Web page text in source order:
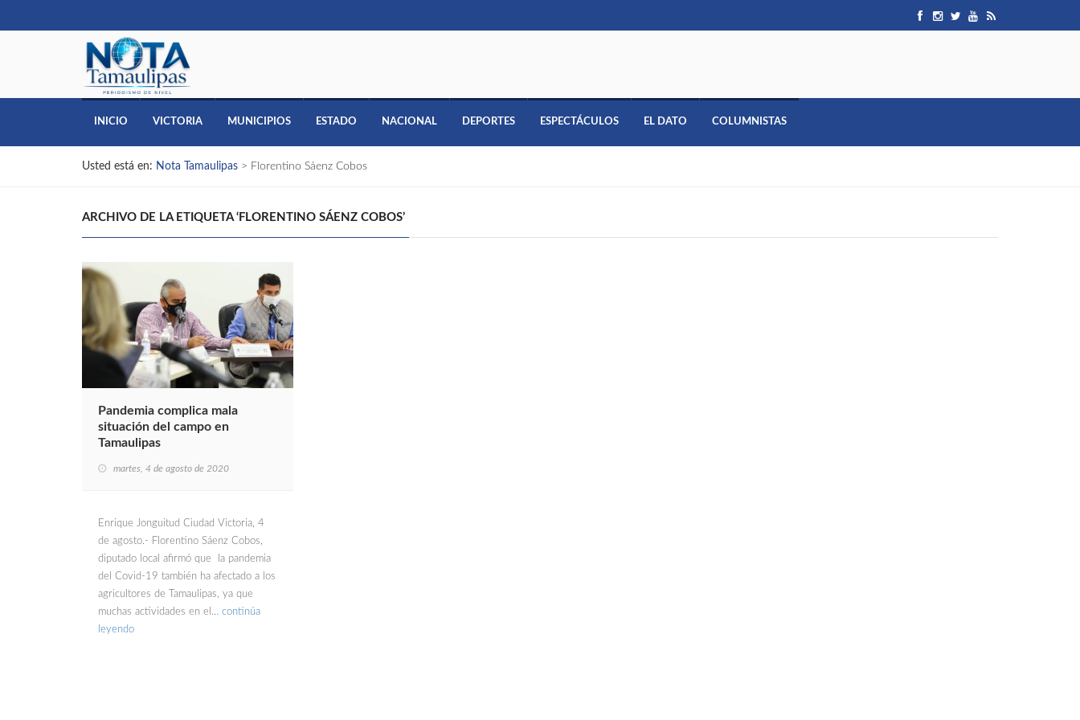
INICIO VICTORIA MUNICIPIOS ESTADO NACIONAL DEPORTES ESPECTÁCULOS EL DATO COLUMNISTAS
Usted está en: Nota Tamaulipas > Florentino Sáenz Cobos
ARCHIVO DE LA ETIQUETA ‘FLORENTINO SÁENZ COBOS’
Pandemia complica mala
situación del campo en
Tamaulipas
martes, 4 de agosto de 2020
Enrique Jonguitud Ciudad Victoria, 4
de agosto.- Florentino Sáenz Cobos,
diputado local afirmó que la pandemia
del Covid-19 también ha afectado a los
agricultores de Tamaulipas, ya que
muchas actividades en el… continúa
leyendo